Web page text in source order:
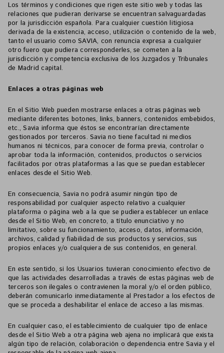
Los términos y condiciones que rigen este sitio web y todas las
relaciones que pudieran derivarse se encuentran salvaguardadas
por la jurisdicción española. Para cualquier cuestión litigiosa
derivada de la existencia, acceso, utilización o contenido de la web,
tanto el usuario como SAVIA, con renuncia expresa a cualquier
otro fuero que pudiera corresponderles, se cometen a la
jurisdicción y competencia exclusiva de los Juzgados y Tribunales
de Madrid capital.
Enlaces a otras páginas web
En el Sitio Web pueden mostrarse enlaces a otras páginas web
mediante diferentes botones, links, banners, contenidos embebidos,
etc., Savia informa que éstos se encontrarían directamente
gestionados por terceros. Savia no tiene facultad ni medios
humanos ni técnicos, para conocer de forma previa, controlar o
aprobar toda la información, contenidos, productos o servicios
facilitados por otras plataformas a las que se puedan establecer
enlaces desde el Sitio Web.
En consecuencia, Savia no podrá asumir ningún tipo de
responsabilidad por cualquier aspecto relativo a cualquier
plataforma o página web a la que se pudiera establecer un enlace
desde el Sitio Web, en concreto, a título enunciativo y no
limitativo, sobre su funcionamiento, acceso, datos, información,
archivos, calidad y fiabilidad de sus productos y servicios, sus
propios enlaces y/o cualquiera de sus contenidos, en general.
En este sentido, si los Usuarios tuvieran conocimiento efectivo de
que las actividades desarrolladas a través de estas páginas web de
terceros son ilegales o contravienen la moral y/o el orden público,
deberán comunicarlo inmediatamente al Prestador a los efectos de
que se proceda a deshabilitar el enlace de acceso a las mismas.
En cualquier caso, el establecimiento de cualquier tipo de enlace
desde el Sitio Web a otra página web ajena no implicará que exista
algún tipo de relación, colaboración o dependencia entre Savia y el